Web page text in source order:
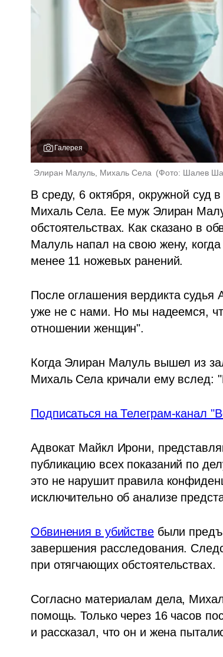
Галерея
Элиран Малуль, Михаль Села (Фото: Шалев
В среду, 6 октября, окружной суд
Михаль Села. Ее муж Элиран
обстоятельствах. Как сказано в
Малуль напал на свою жену,
менее 11 ножевых ранений.
После оглашения вердикта судья
уже не с нами. Но мы надеемся,
отношении женщин".
Когда Элиран Малуль вышел из
Михаль Села кричали ему вслед:
Подписаться на Телеграм-канал
Адвокат Майкл Ирони,
публикацию всех показаний по
это не нарушит правила
исключительно об анализе
Обвинения в убийстве были
завершения расследования.
при отягчающих обстоятельствах.
Согласно материалам дела,
помощь. Только через 16 часов
и рассказал, что он и жена